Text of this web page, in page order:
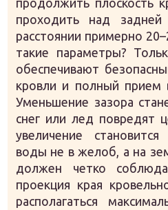
продолжить плоскость
проходить над
расстоянии примерно
такие параметры?
обеспечивают
кровли и полный
Уменьшение зазора
снег или лед повредят
увеличение
воды не в желоб, а на
должен четко
проекция края
располагаться